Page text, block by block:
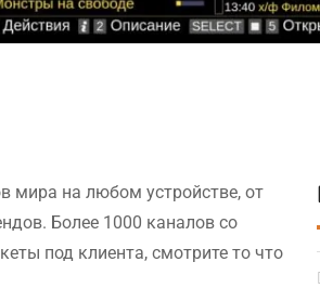
мира на любом устройстве, от
Более 1000 каналов со
под клиента, смотрите то что